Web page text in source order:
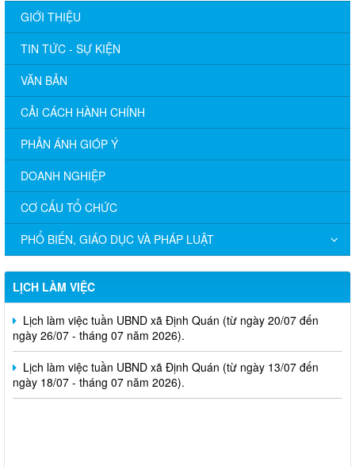
GIỚI THIỆU
TIN TỨC - SỰ KIỆN
VĂN BẢN
CẢI CÁCH HÀNH CHÍNH
PHẢN ÁNH GIÓP Ý
DOANH NGHIỆP
CƠ CẤU TỔ CHỨC
PHỔ BIẾN, GIÁO DỤC VÀ PHÁP LUẬT
LỊCH LÀM VIỆC
Lịch làm việc tuần UBND xã Định Quán (từ ngày 03/08 đến
ngày 08/08 - tháng 08 năm 2026).
Lịch làm việc tuần UBND xã Định Quán (từ ngày 27/07 đến
ngày 01/08 - tháng 07 năm 2026).
Lịch làm việc tuần UBND xã Định Quán (từ ngày 20/07 đến
ngày 26/07 - tháng 07 năm 2026).
Lịch làm việc tuần UBND xã Định Quán (từ ngày 13/07 đến
ngày 18/07 - tháng 07 năm 2026).